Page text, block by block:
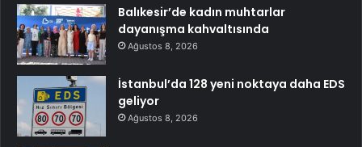
Balıkesir’de kadın muhtarlar
dayanışma kahvaltısında
Ağustos 8, 2026
İstanbul’da 128 yeni noktaya daha EDS
geliyor
Ağustos 8, 2026